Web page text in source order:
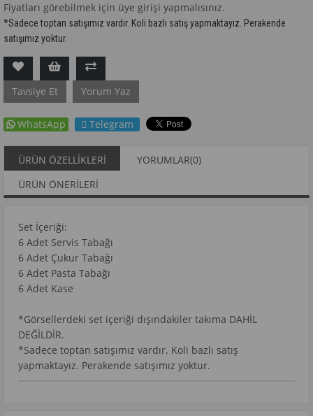
Fiyatları görebilmek için üye girişi yapmalısınız.
*Sadece toptan satışımız vardır. Koli bazlı satış yapmaktayız. Perakende
satışımız yoktur.
Tavsiye Et Yorum Yaz
WhatsApp Telegram
ÜRÜN ÖZELLIKLERI YORUMLAR(0)
ÜRÜN ÖNERILERI
Set İçeriği:
6 Adet Servis Tabağı
6 Adet Çukur Tabağı
6 Adet Pasta Tabağı
6 Adet Kase
*Görsellerdeki set içeriği dışındakiler takıma DAHİL
DEĞİLDİR.
*Sadece toptan satışımız vardır. Koli bazlı satış
yapmaktayız. Perakende satışımız yoktur.